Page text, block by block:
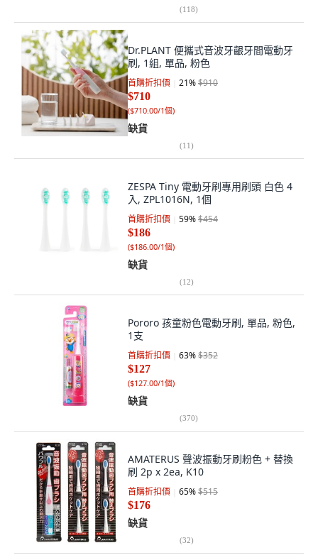
(118)
Dr.PLANT 便攜式音波牙齦牙間電動牙
刷, 1組, 單品, 粉色
首購折扣價 21%$910
$710
($710.00/1個)
缺貨
(11)
ZESPA Tiny 電動牙刷專用刷頭 白色 4
入, ZPL1016N, 1個
首購折扣價 59%$454
$186
($186.00/1個)
缺貨
(12)
Pororo 孩童粉色電動牙刷, 單品, 粉色,
1支
首購折扣價 63%$352
$127
($127.00/1個)
缺貨
(370)
AMATERUS 聲波振動牙刷粉色 + 替換
刷 2p x 2ea, K10
首購折扣價 65%$515
$176
缺貨
(32)